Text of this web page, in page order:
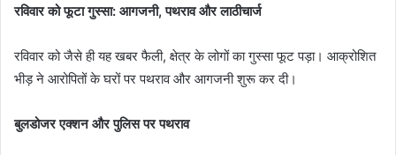
रविवार को फूटा गुस्सा: आगजनी, पथराव और लाठीचार्ज
रविवार को जैसे ही यह खबर फैली, क्षेत्र के लोगों का गुस्सा फूट पड़ा। आक्रोशित
भीड़ ने आरोपितों के घरों पर पथराव और आगजनी शुरू कर दी।
बुलडोजर एक्शन और पुलिस पर पथराव